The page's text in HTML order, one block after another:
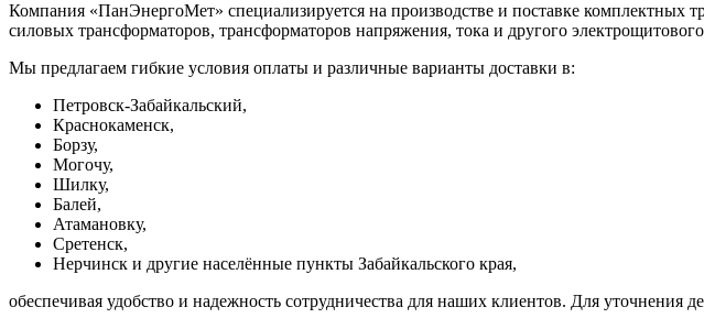
Компания «ПанЭнергоМет» специализируется на производстве и поставке
силовых трансформаторов, трансформаторов напряжения, тока и другого
Мы предлагаем гибкие условия оплаты и различные варианты доставки в:
Петровск-Забайкальский,
Краснокаменск,
Борзу,
Могочу,
Шилку,
Балей,
Атамановку,
Сретенск,
Нерчинск и другие населённые пункты Забайкальского края,
обеспечивая удобство и надежность сотрудничества для наших клиентов. Для уточнения